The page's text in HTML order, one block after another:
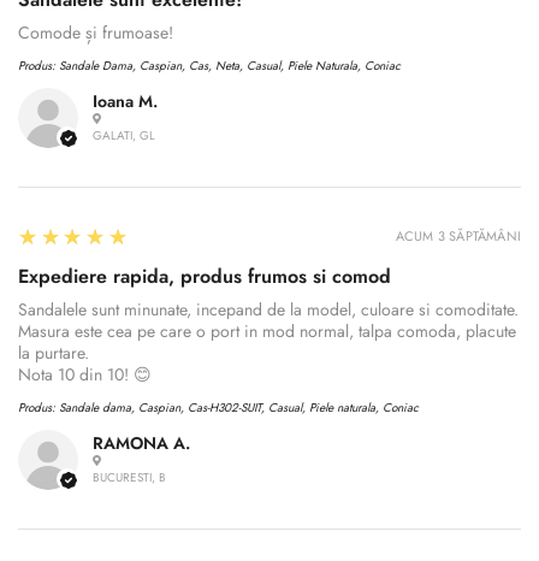
Ioana M.
GALATI, GL
Comode și frumoase!
Produs: Sandale Dama, Caspian, Cas, Neta, Casual, Piele Naturala, Coniac
RAMONA A.
BUCURESTI, B
5
★★★★★
Expediere rapida, produs frumos si comod
Sandalele sunt minunate, incepand de la model, culoare si comoditate.
Masura este cea pe care o port in mod normal, talpa comoda, placute
la purtare.
Nota 10 din 10! 😊
Produs: Sandale dama, Caspian, Cas-H302-SUIT, Casual, Piele naturala, Coniac
ACUM 3 SĂPTĂMÂNI
Confirm your age
Are you 18 years old or older?
No, I'm not